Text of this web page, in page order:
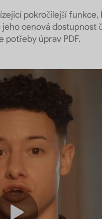
pokročilejší
cenová dostupnost
potřeby úprav PDF.